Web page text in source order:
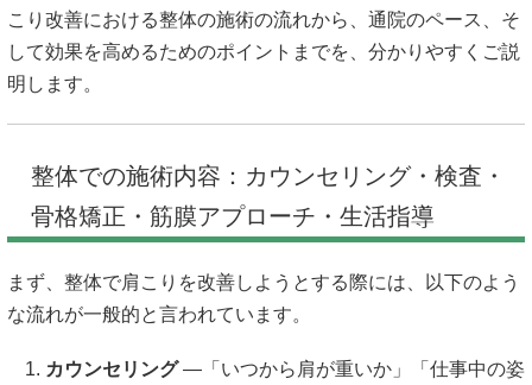
こり改善における整体の施術の流れから、通院のペース、そ
して効果を高めるためのポイントまでを、分かりやすくご説
明します。
整体での施術内容：カウンセリング・検査・
骨格矯正・筋膜アプローチ・生活指導
まず、整体で肩こりを改善しようとする際には、以下のよう
な流れが一般的と言われています。
カウンセリング—「いつから肩が重いか」「仕事中の姿